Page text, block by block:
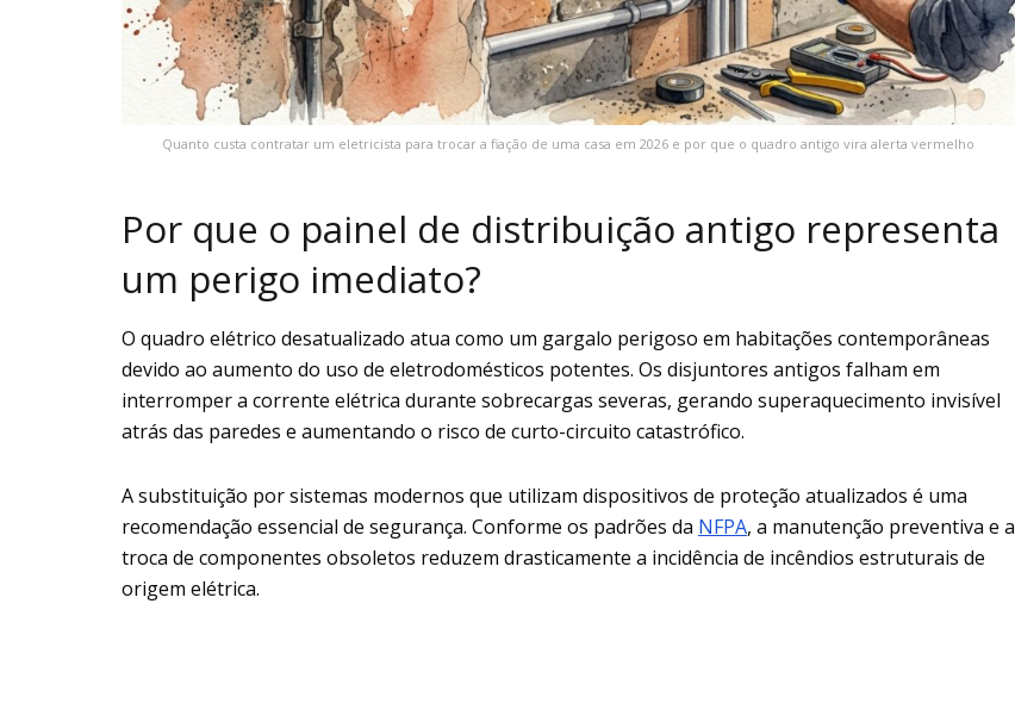
Quanto custa contratar um eletricista para trocar a fiação de uma casa em 2026 e por que o quadro antigo vira alerta vermelho
Por que o painel de distribuição antigo representa
um perigo imediato?
O quadro elétrico desatualizado atua como um gargalo perigoso em habitações contemporâneas
devido ao aumento do uso de eletrodomésticos potentes. Os disjuntores antigos falham em
interromper a corrente elétrica durante sobrecargas severas, gerando superaquecimento invisível
atrás das paredes e aumentando o risco de curto-circuito catastrófico.
A substituição por sistemas modernos que utilizam dispositivos de proteção atualizados é uma
recomendação essencial de segurança. Conforme os padrões da NFPA, a manutenção preventiva e a
troca de componentes obsoletos reduzem drasticamente a incidência de incêndios estruturais de
origem elétrica.